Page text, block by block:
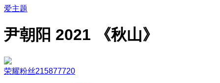
爱主题
尹朝阳 2021 《秋山》
荣耀粉丝215877720